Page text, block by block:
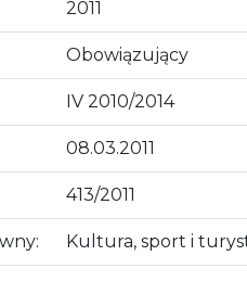
2011
Obowiązujący
IV 2010/2014
08.03.2011
413/2011
Kultura, sport i